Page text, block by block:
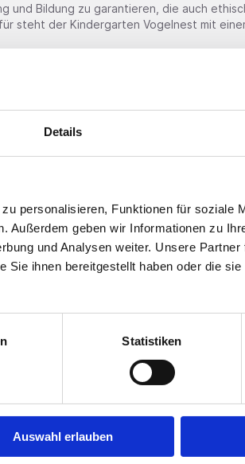
Details
personalisieren, Funktionen für soziale
Außerdem geben wir Informationen zu
und Analysen weiter. Unsere
Sie ihnen bereitgestellt haben oder die
Statistiken
Auswahl erlauben
und Bildung zu garantieren, die auch
steht der Kindergarten Vogelnest mit
(m/w/d) – Metall- und
+ Production GmbH
Chance bei form.in! Du willst dein technisches Know-how
Metall- und Kunststoffprodukte mit
bei der form.in Design + Production GmbH!
Freiburg realisiert anspruchsvolle Projekte
(m/w/d)
Kinderbetreuungseinrichtungen GmbH & Co.
erspüren die Welt mit ihren Wundern.